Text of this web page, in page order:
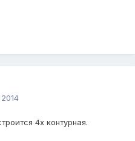
4х контурная.